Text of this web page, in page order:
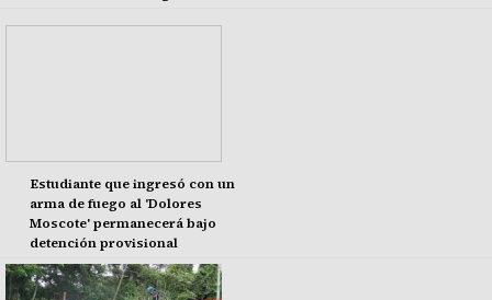
Estudiante que ingresó con un
arma de fuego al 'Dolores
Moscote' permanecerá bajo
detención provisional